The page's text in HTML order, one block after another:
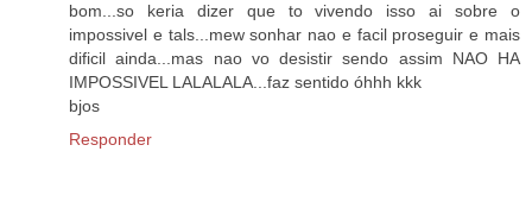
bom...so keria dizer que to vivendo isso ai sobre o
impossivel e tals...mew sonhar nao e facil proseguir e mais
dificil ainda...mas nao vo desistir sendo assim NAO HA
IMPOSSIVEL LALALALA...faz sentido óhhh kkk
bjos
Responder